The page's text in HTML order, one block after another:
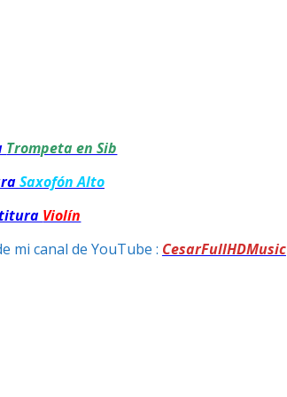
Trompeta en Sib
Saxofón Alto
Violín
mi canal de YouTube : CesarFullHDMusic